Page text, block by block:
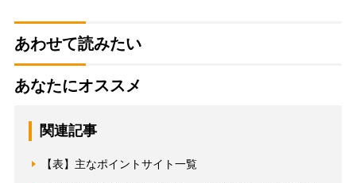
あわせて読みたい
あなたにオススメ
関連記事
【表】主なポイントサイト一覧